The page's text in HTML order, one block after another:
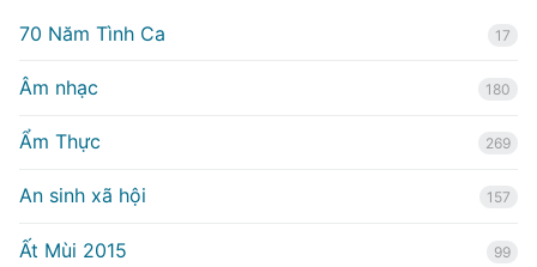
70 Năm Tình Ca 17
Âm nhạc 180
Ẩm Thực 269
An sinh xã hội 157
Ất Mùi 2015 99